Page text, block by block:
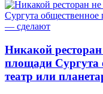
​Никакой ресторан
площади Сургута
театр или